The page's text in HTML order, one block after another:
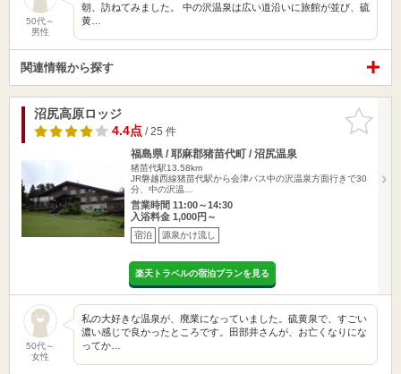
50代～
男性
朝、訪ねてみました。 中の沢温泉は広い道沿いに旅館が並び、硫
黄…
関連情報から探す
お気に入
りに追加
沼尻高原ロッジ
4.4点/ 25 件
福島県 / 耶麻郡猪苗代町 / 沼尻温泉
猪苗代駅13.58km
JR磐越西線猪苗代駅から会津バス中の沢温泉方面行きで30
分、中の沢温…
営業時間 11:00～14:30
入浴料金 1,000円～
宿泊 源泉かけ流し
楽天トラベルの宿泊プランを見る
50代～
女性
私の大好きな温泉が、廃業になっていました。硫黄泉で、すごい
濃い感じで良かったところです。田部井さんが、お亡くなりにな
ってか…